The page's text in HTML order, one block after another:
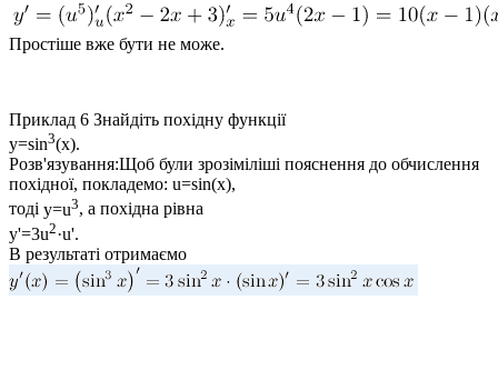
Простіше вже бути не може.
Приклад 6 Знайдіть похідну функції
y=sin3(x).
Розв'язування:Щоб були зрозіміліші пояснення до обчислення
похідної, покладемо: u=sin(x),
тоді y=u3, а похідна рівна
y'=3u2·u'.
В результаті отримаємо